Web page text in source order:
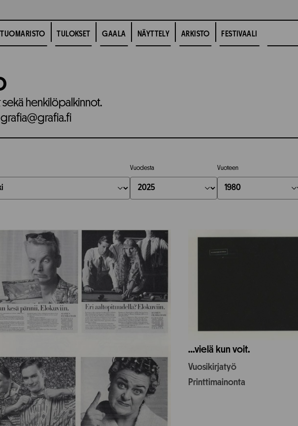
TUOMARISTO TULOKSET GAALA NÄYTTELY ARKISTO FESTIVAALI
sekä henkilöpalkinnot.
grafia@grafia.fi
Vuodesta Vuoteen
…vielä kun voit.
Vuosikirjatyö
Printtimainonta